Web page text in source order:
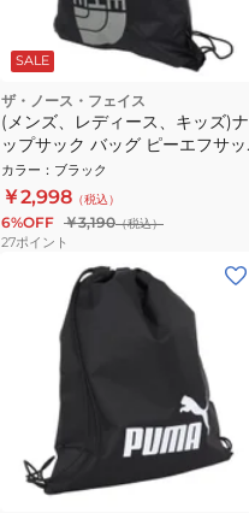
SALE
ザ・ノース・フェイス
(メンズ、レディース、キッズ)ナ
ップサック バッグ ピーエフサッ
クパック NM62413 K
カラー ： ブラック
￥2,998 （税込）
6%OFF ￥3,190（税込）
27ポイント